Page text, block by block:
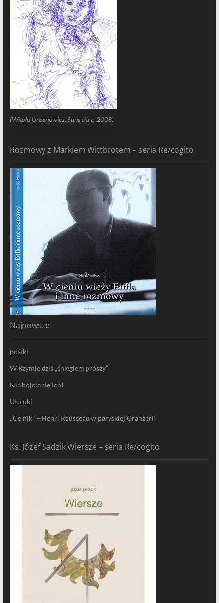
(Witold Urbanowicz, Sans titre, 2008)
Rozmowy z Markiem Wittbrotem – seria Re/cogito
Najnowsze
pustki
W Rzymie dziś „śniegiem prószy”
Nie bójcie się ich!
Ułomki
,,Celnik” – Henri Rousseau w paryskiej Oranżerii
Ks. Józef Sadzik Wiersze – seria Re/cogito